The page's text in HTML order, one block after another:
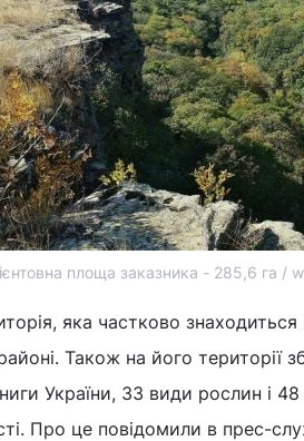
площа заказника - 285,6 га /
яка частково
Також на його території
України, 33 види рослин і
Про це повідомили в прес-